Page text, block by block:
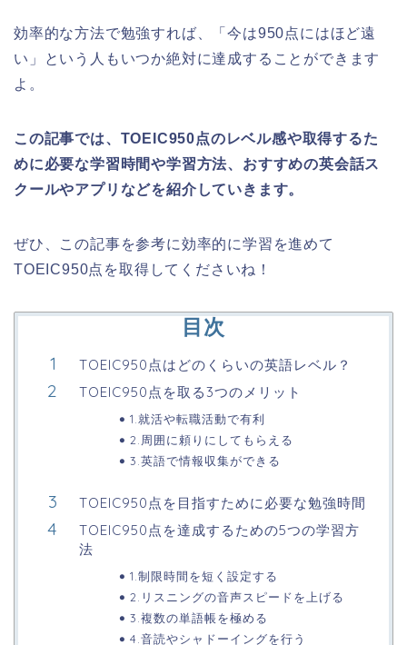
効率的な方法で勉強すれば、「今は950点にはほど遠
い」という人もいつか絶対に達成することができます
よ。
この記事では、TOEIC950点のレベル感や取得するた
めに必要な学習時間や学習方法、おすすめの英会話ス
クールやアプリなどを紹介していきます。
ぜひ、この記事を参考に効率的に学習を進めて
TOEIC950点を取得してくださいね！
目次
TOEIC950点はどのくらいの英語レベル？
TOEIC950点を取る3つのメリット
1.就活や転職活動で有利
2.周囲に頼りにしてもらえる
3.英語で情報収集ができる
TOEIC950点を目指すために必要な勉強時間
TOEIC950点を達成するための5つの学習方
法
1.制限時間を短く設定する
2.リスニングの音声スピードを上げる
3.複数の単語帳を極める
4.音読やシャドーイングを行う